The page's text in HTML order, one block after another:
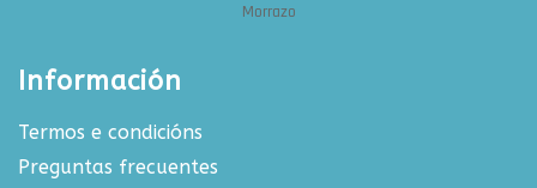
Información
Termos e condicións
Preguntas frecuentes